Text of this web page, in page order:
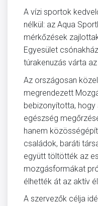
A vízi sportok
nélkül: az Aqua
mérkőzések
Egyesület
túrakenuzás várta
Az országosan
megrendezett
bebizonyította,
egészség
hanem
családok, baráti
együtt töltötték az
mozgásformákat
élhették át az aktív
A szervezők célja